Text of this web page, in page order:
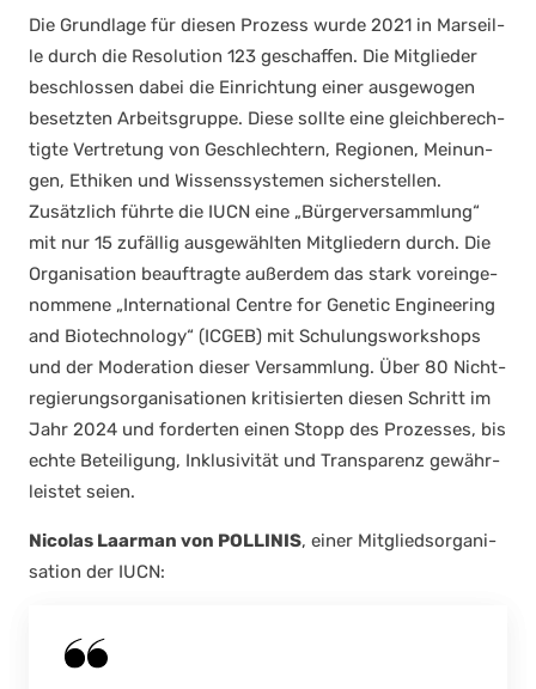
Die Grund­la­ge für die­sen Pro­zess wur­de 2021 in Mar­seil­
le durch die Reso­lu­ti­on 123 geschaf­fen. Die Mit­glie­der
beschlos­sen dabei die Ein­rich­tung einer aus­ge­wo­gen
besetz­ten Arbeits­grup­pe. Die­se soll­te eine gleich­be­rech­
tig­te Ver­tre­tung von Geschlech­tern, Regio­nen, Mei­nun­
gen, Ethi­ken und Wis­sens­sys­te­men sicher­stel­len.
Zusätz­lich führ­te die IUCN eine „Bür­ger­ver­samm­lung“
mit nur 15 zufäl­lig aus­ge­wähl­ten Mit­glie­dern durch. Die
Orga­ni­sa­ti­on beauf­trag­te außer­dem das stark vor­ein­ge­
nom­me­ne „Inter­na­tio­nal Cent­re for Gene­tic Engi­nee­ring
and Bio­tech­no­lo­gy“ (ICGEB) mit Schu­lungs­work­shops
und der Mode­ra­ti­on die­ser Ver­samm­lung. Über 80 Nicht­
re­gie­rungs­or­ga­ni­sa­tio­nen kri­ti­sier­ten die­sen Schritt im
Jahr 2024 und for­der­ten einen Stopp des Pro­zes­ses, bis
ech­te Betei­li­gung, Inklu­si­vi­tät und Trans­pa­renz gewähr­
leis­tet sei­en.
Nico­las Laar­man von POLLINIS, einer Mit­glieds­or­ga­ni­
sa­ti­on der IUCN: